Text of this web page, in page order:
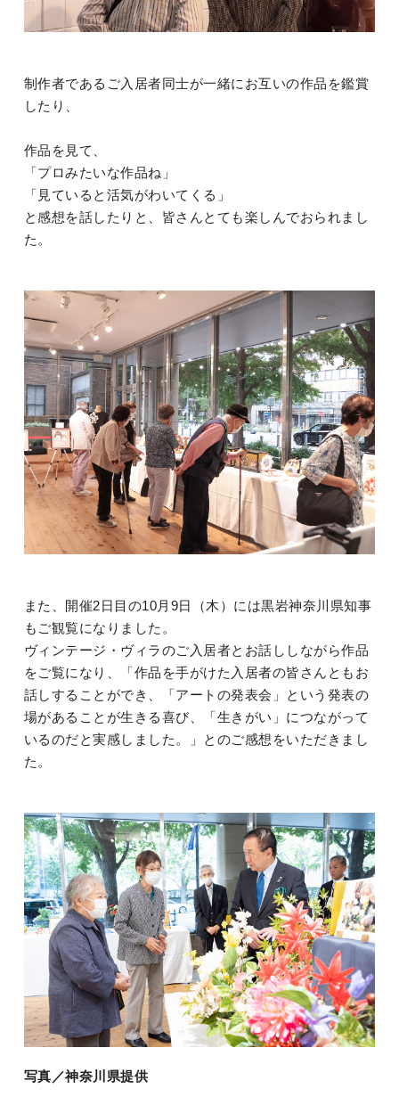
制作者であるご入居者同士が一緒にお互いの作品を鑑賞
したり、
作品を見て、
「プロみたいな作品ね」
「見ていると活気がわいてくる」
と感想を話したりと、皆さんとても楽しんでおられまし
た。
また、開催2日目の10月9日（木）には黒岩神奈川県知事
もご観覧になりました。
ヴィンテージ・ヴィラのご入居者とお話ししながら作品
をご覧になり、「作品を手がけた入居者の皆さんともお
話しすることができ、「アートの発表会」という発表の
場があることが生きる喜び、「生きがい」につながって
いるのだと実感しました。」とのご感想をいただきまし
た。
写真／神奈川県提供